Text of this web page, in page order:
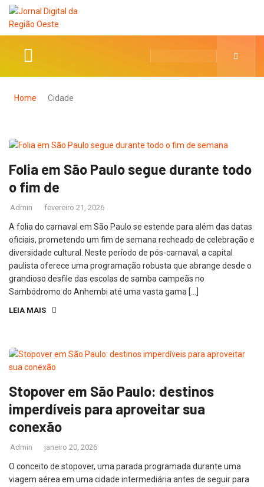
Home Cidade
Folia em São Paulo segue durante todo
o fim de
Admin fevereiro 21, 2026
A folia do carnaval em São Paulo se estende para além das datas
oficiais, prometendo um fim de semana recheado de celebração e
diversidade cultural. Neste período de pós-carnaval, a capital
paulista oferece uma programação robusta que abrange desde o
grandioso desfile das escolas de samba campeãs no
Sambódromo do Anhembi até uma vasta gama […]
LEIA MAIS
Stopover em São Paulo: destinos
imperdíveis para aproveitar sua
conexão
Admin janeiro 20, 2026
O conceito de stopover, uma parada programada durante uma
viagem aérea em uma cidade intermediária antes de seguir para